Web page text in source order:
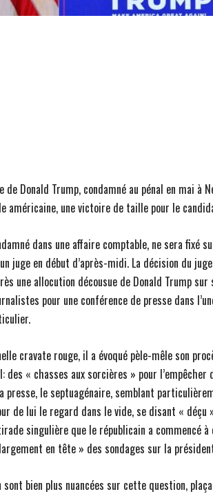
de Donald Trump, condamné au pénal en mai à
américaine, une victoire de taille pour le
dans une affaire comptable, ne sera fixé
juge en début d’après-midi. La décision du
une allocution décousue de Donald Trump
pour une conférence de presse dans
cravate rouge, il a évoqué pèle-mêle son
des « chasses aux sorcières » pour l’empêcher
presse, le septuagénaire, semblant
de lui le regard dans le vide, se disant « déçu
singulière que le républicain a commencé à
en tête » des sondages sur la
sont bien plus nuancées sur cette question,